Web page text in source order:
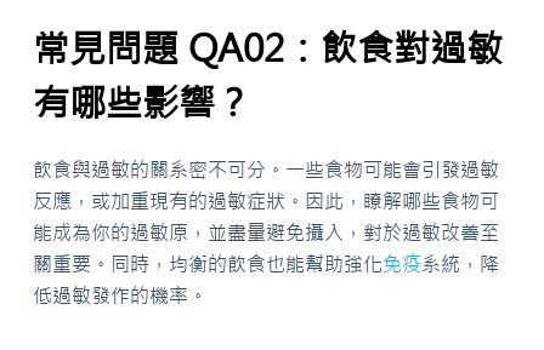
常見問題 QA02：飲食對過敏
有哪些影響？
飲食與過敏的關系密不可分。一些食物可能會引發過敏
反應，或加重現有的過敏症狀。因此，瞭解哪些食物可
能成為你的過敏原，並盡量避免攝入，對於過敏改善至
關重要。同時，均衡的飲食也能幫助強化免疫系統，降
低過敏發作的機率。